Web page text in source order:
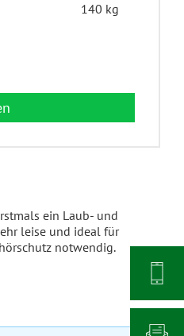
140 kg
ein Laub- und
leise und ideal für
notwendig.